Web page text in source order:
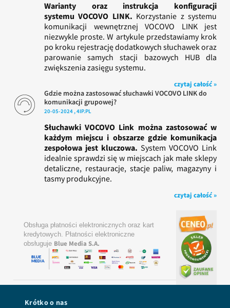
Warianty oraz instrukcja konfiguracji
systemu VOCOVO LINK. Korzystanie z systemu
komunikacji wewnętrznej VOCOVO LINK jest
niezwykle proste. W artykule przedstawiamy krok
po kroku rejestrację dodatkowych słuchawek oraz
parowanie samych stacji bazowych HUB dla
zwiększenia zasięgu systemu.
czytaj całość »
Gdzie można zastosować słuchawki VOCOVO LINK do
komunikacji grupowej?
20-05-2024 , 4IP.PL
Słuchawki VOCOVO Link można zastosować w
każdym miejscu i obszarze gdzie komunikacja
zespołowa jest kluczowa. System VOCOVO Link
idealnie sprawdzi się w miejscach jak małe sklepy
detaliczne, restauracje, stacje paliw, magazyny i
tasmy produkcyjne.
czytaj całość »
Obsługa płatności elektronicznych oraz kart
kredytowych. Płatności elektroniczne
obsługuje Blue Media S.A.
Krótko o nas